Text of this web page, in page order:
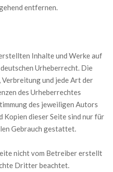
entfernen.
Inhalte und Werke auf
Urheberrecht. Die
und jede Art der
des Urheberrechtes
des jeweiligen Autors
Kopien dieser Seite sind nur für
Gebrauch gestattet.
nicht vom Betreiber erstellt
Dritter beachtet.